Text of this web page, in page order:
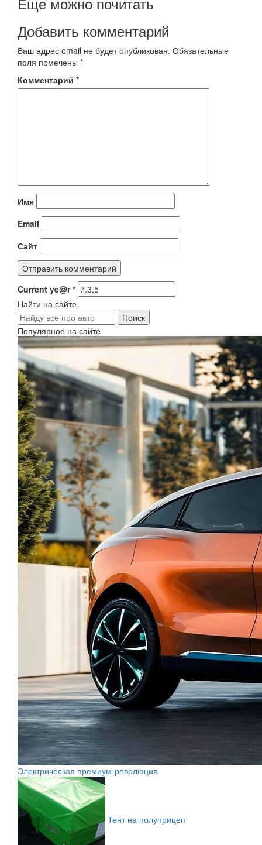
Добавить комментарий
Ваш адрес email не будет опубликован. Обязательные
поля помечены *
Комментарий *
Имя
Email
Сайт
Current ye@r*
Найти на сайте
Популярное на сайте
Электрическая премиум-революция
Тент на полуприцеп